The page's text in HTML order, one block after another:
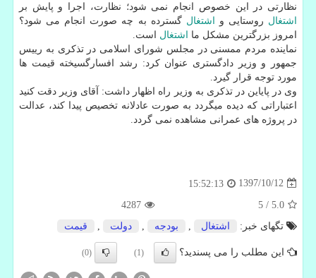
نظارتی در این خصوص انجام نمی شود؛ نظارت، اجرا و پایش بر
اشتغال روستایی و اشتغال گسترده به چه صورت انجام می شود؟
امروز بزرگترین مشكل ما
اشتغال است.
نماینده مردم ممسنی در مجلس شورای اسلامی در تذكری به رییس
جمهور و وزیر دادگستری عنوان كرد: رشد افسارگسیخته قیمت ها
مورد توجه قرار گیرد.
وی در پایاین در تذكری به وزیر راه اظهار داشت: آقای وزیر دقت كنید
اعتباراتی كه دیده میگردد به صورت عادلانه تخصیص پیدا كند، عدالت
در پروژه های عمرانی مشاهده نمی گردد.
1397/10/12
15:52:13
5.0
/
5
4287
تگهای خبر:
اشتغال بودجه دولت قیمت
این مطلب را می پسندید؟ (1)
(0)